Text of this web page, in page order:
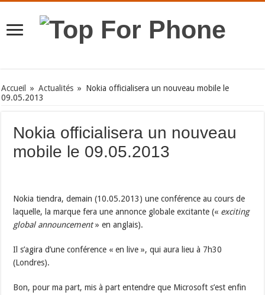
Accueil » Actualités » Nokia officialisera un nouveau mobile le
09.05.2013
Nokia officialisera un nouveau
mobile le 09.05.2013
Nokia tiendra, demain (10.05.2013) une conférence au cours de
laquelle, la marque fera une annonce globale excitante (« exciting
global announcement» en anglais).
Il s’agira d’une conférence « en live », qui aura lieu à 7h30
(Londres).
Bon, pour ma part, mis à part entendre que Microsoft s’est enfin